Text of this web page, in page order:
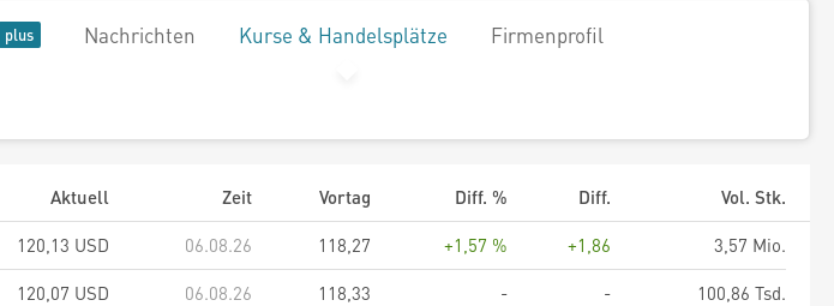
Nachrichten Kurse & Handelsplätze Firmenprofil
Aktuell Zeit Vortag Diff. % Diff.
Vol. Stk.
120,13 USD 06.08.26 118,27 +1,57 % +1,86
3,57 Mio.
120,07 USD 06.08.26 118,33 - -
100,86 Tsd.